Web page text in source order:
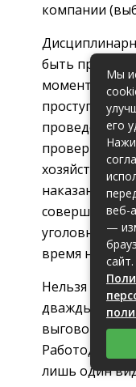
компании
быть
момента
проступка.
проведения
проверки
наказанию не
совершения.
уголовное
время не
Нельзя за
дважды. Это
выговор и
лишь один
Мы
его
веб-
—
сайт.